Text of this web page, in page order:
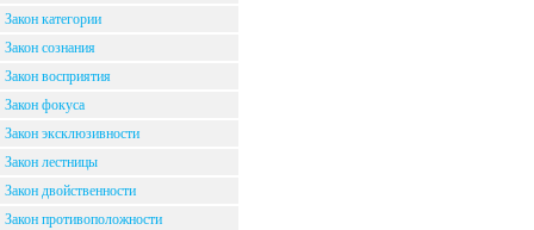
Закон категории
Закон сознания
Закон восприятия
Закон фокуса
Закон эксклюзивности
Закон лестницы
Закон двойственности
Закон противоположности